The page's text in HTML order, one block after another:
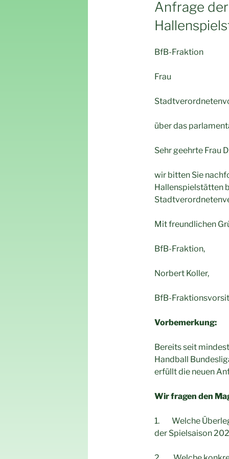
Anfrage
BfB-
Frau
über das
Sehr geehrte Frau
wir bitten Sie
Hallenspielstätten
Mit freundlichen
BfB-Fraktion,
Norbert Koller,
BfB-
Vorbemerkung:
Bereits seit
Handball
erfüllt die neuen
Wir fragen den
1. Welche
der Spielsaison